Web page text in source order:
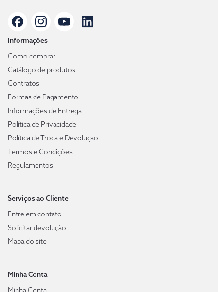
Informações
Como comprar
Catálogo de produtos
Contratos
Formas de Pagamento
Informações de Entrega
Política de Privacidade
Política de Troca e Devolução
Termos e Condições
Regulamentos
Serviços ao Cliente
Entre em contato
Solicitar devolução
Mapa do site
Minha Conta
Minha Conta